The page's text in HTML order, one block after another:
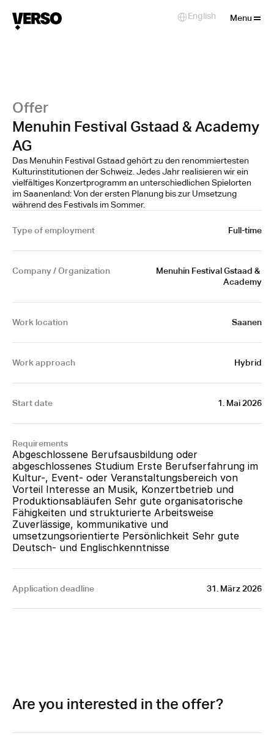
Offer
Menuhin Festival Gstaad & Academy
AG
Das Menuhin Festival Gstaad gehört zu den renommiertesten
Kulturinstitutionen der Schweiz. Jedes Jahr realisieren wir ein
vielfältiges Konzertprogramm an unterschiedlichen Spielorten
im Saanenland: Von der ersten Planung bis zur Umsetzung
während des Festivals im Sommer.
Type of employment Full-time
Company / Organization
Menuhin Festival Gstaad &
Academy
Work location Saanen
Work approach Hybrid
Start date 1. Mai 2026
Requirements
Abgeschlossene Berufsausbildung oder
abgeschlossenes Studium Erste Berufserfahrung im
Kultur-, Event- oder Veranstaltungsbereich von
Vorteil Interesse an Musik, Konzertbetrieb und
Produktionsabläufen Sehr gute organisatorische
Fähigkeiten und strukturierte Arbeitsweise
Zuverlässige, kommunikative und
umsetzungsorientierte Persönlichkeit Sehr gute
Deutsch- und Englischkenntnisse
Application deadline 31. März 2026
Are you interested in the offer?
Menu
Select Language
English